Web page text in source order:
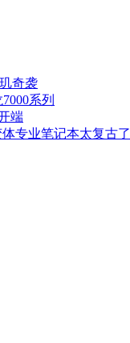
奇袭
系列
端
专业笔记本太复古了